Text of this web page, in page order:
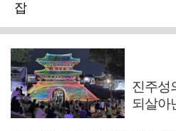
잡
진주성
되살아